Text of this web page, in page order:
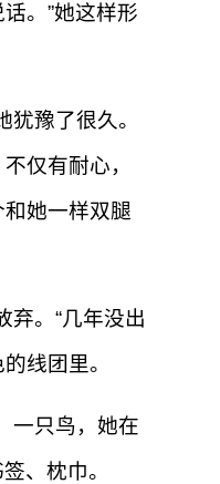
。”她这样形
豫了很久。
仅有耐心，
她一样双腿
。“几年没出
线团里。
一只鸟，她在
、枕巾。